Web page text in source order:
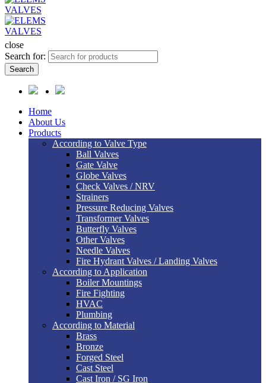
close
Search for:
Search
Home
About Us
Products
According to Valve Type
Ball Valves
Gate Valve
Globe Valves
Check Valves / NRV
Strainers
Pressure Reducing Valves
Transformer Valves
Butterfly Valves
Other Valves
Needle Valves
Fire Hydrant Valves / Landing Valves
According to Application
Boiler Mountings
Fire Fighting
HVAC
Plumbing
According to Material
Brass
Bronze
Forged Steel
Cast Steel
Cast Iron / SG Iron